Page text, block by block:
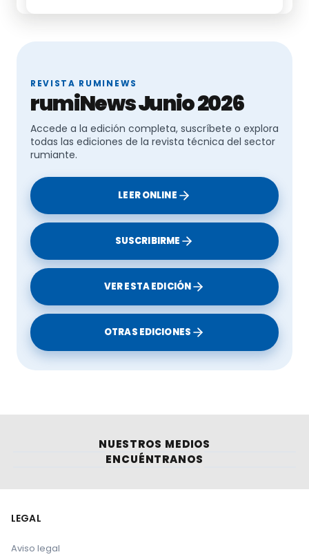
REVISTA RUMINEWS
rumiNews Junio 2026
Accede a la edición completa, suscríbete o explora
todas las ediciones de la revista técnica del sector
rumiante.
LEER ONLINE
SUSCRIBIRME
VER ESTA EDICIÓN
OTRAS EDICIONES
NUESTROS MEDIOS
ENCUÉNTRANOS
LEGAL
Aviso legal